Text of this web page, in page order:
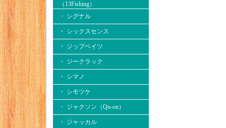
（13Fishing）
・ シグナル
・ シックスセンス
・ ジップベイツ
・ ジークラック
・ シマノ
・ シモツケ
・ ジャクソン（Qu-on）
・ ジャッカル